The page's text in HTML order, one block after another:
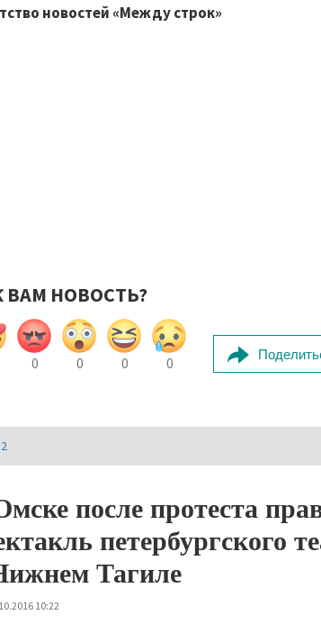
новостей «Между строк»
ВАМ НОВОСТЬ?
0 0 0 0
после протеста
петербургского
Тагиле
10:22